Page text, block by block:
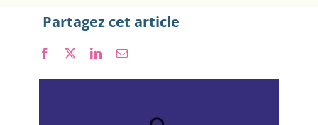
Nous rejoindre
Partagez cet article